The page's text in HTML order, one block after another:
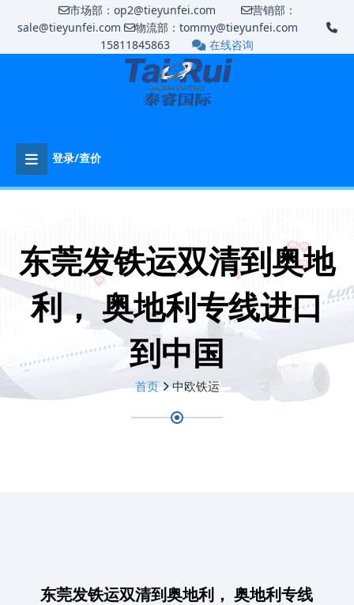
市场部：op2@tieyunfei.com
营销部：
sale@tieyunfei.com
物流部：tommy@tieyunfei.com
15811845863
在线咨询
登录/查价
东莞发铁运双清到奥地
利， 奥地利专线进口
到中国
首页 中欧铁运
东莞发铁运双清到奥地利， 奥地利专线